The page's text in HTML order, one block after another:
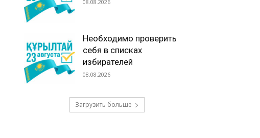
08.08.2026
Необходимо проверить
себя в списках
избирателей
08.08.2026
Загрузить больше